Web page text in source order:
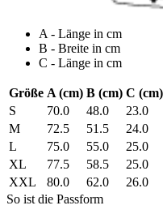
A - Länge in cm
B - Breite in cm
C - Länge in cm
Größe A (cm) B (cm) C (cm)
S
70.0 48.0
23.0
M
72.5 51.5
24.0
L
75.0 55.0
25.0
XL
77.5 58.5
25.0
XXL
80.0 62.0
26.0
So ist die Passform